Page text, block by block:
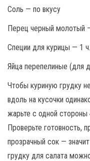
Соль — по вкусу
Перец черный молотый
Специи для курицы — 1
Яйца перепелиные (для
Чтобы куриную грудку
вдоль на кусочки
жарьте с одной
Проверьте готовность,
прозрачный сок —
грудку для салата